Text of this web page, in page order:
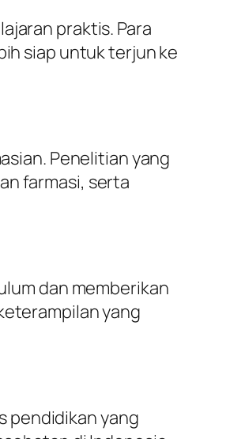
praktis. Para
siap untuk terjun ke
Penelitian yang
farmasi, serta
dan memberikan
yang
pendidikan yang